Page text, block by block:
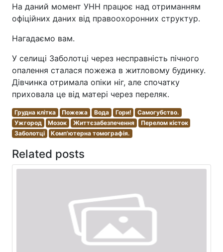
На даний момент УНН працює над отриманням
офіційних даних від правоохоронних структур.
Нагадаємо вам.
У селищі Заболотці через несправність пічного
опалення сталася пожежа в житловому будинку.
Дівчинка отримала опіки ніг, але спочатку
приховала це від матері через переляк.
Грудна клітка Пожежа Вода Гори!
Самогубство.
Ужгород
Мозок Життєзабезпечення
Перелом кісток
Заболотці
Комп'ютерна томографія.
Related posts